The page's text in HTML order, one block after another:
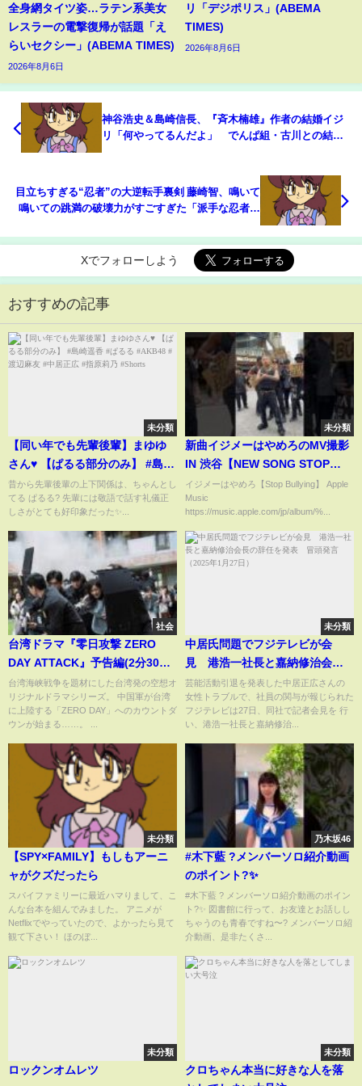
全身網タイツ姿…ラテン系美女
レスラーの電撃復帰が話題「え
らいセクシー」(ABEMA TIMES)
2026年8月6日
リ「デジポリス」(ABEMA
TIMES)
2026年8月6日
神谷浩史＆島崎信長、『斉木楠雄』作者の結婚イジ
リ「何やってるんだよ」 でんぱ組・古川との結婚
目立ちすぎる“忍者”の大逆転手裏剣 藤崎智、鳴いて
鳴いての跳満の破壊力がすごすぎた「派手な忍者」
Xでフォローしよう
おすすめの記事
未分類
【同い年でも先輩後輩】まゆゆ
さん♥️ 【ぱるる部分のみ】 #島崎
遥香 #ぱるる #AKB48 #渡辺麻友
#中居正広 #指原莉乃 #Shorts
昔から先輩後輩の上下関係は、ちゃんとし
てる ぱるる? 先輩には敬語で話す礼儀正
しさがとても好印象だった✨...
未分類
新曲イジメーはやめろのMV撮影
IN 渋谷【NEW SONG STOP
BULLYING MUSIC VIDEO
イジメーはやめろ【Stop Bullying】 Apple
Music
https://music.apple.com/jp/album/%...
社会
台湾ドラマ『零日攻撃 ZERO
DAY ATTACK』予告編(2分30秒
ver.)
台湾海峡戦争を題材にした台湾発の空想オ
リジナルドラマシリーズ。 中国軍が台湾
に上陸する「ZERO DAY」へのカウントダ
ウンが始まる……。 ...
未分類
中居氏問題でフジテレビが会
見 港浩一社長と嘉納修治会長
の辞任を発表 冒頭発言（2025
年1月27日）
芸能活動引退を発表した中居正広さんの
女性トラブルで、社員の関与が報じられた
フジテレビは27日、同社で記者会見を 行
い、港浩一社長と嘉納修治...
未分類
【SPY×FAMILY】もしもアーニ
ャがクズだったら
スパイファミリーに最近ハマりまして、こ
んな台本を組んでみました。 アニメが
Netflixでやっていたので、よかったら見て
観て下さい！ ほのぼ...
乃木坂46
#木下藍 ?メンバーソロ紹介動画
のポイント?✨
#木下藍 ? メンバーソロ紹介動画のポイン
ト?✨ 図書館に行って、お友達とお話しし
ちゃうのも青春ですね〜? メンバーソロ紹
介動画、是非たくさ...
未分類
ロックンオムレツ
未分類
クロちゃん本当に好きな人を落